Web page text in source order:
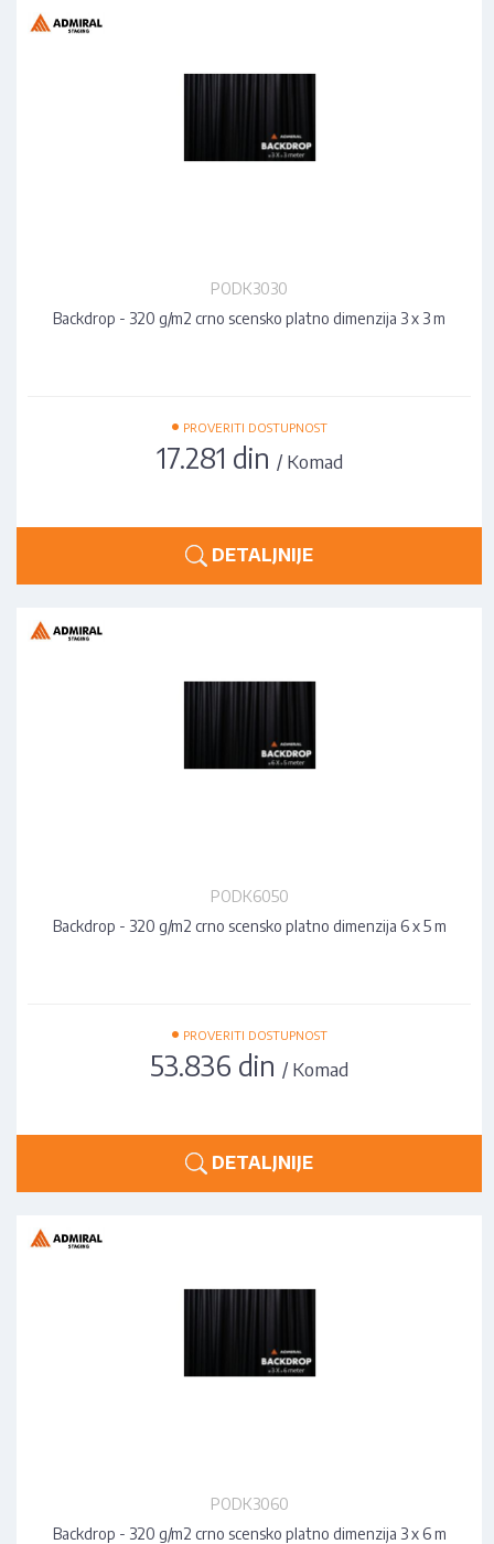
PODK3030
Backdrop - 320 g/m2 crno scensko platno dimenzija 3 x 3 m
• PROVERITI DOSTUPNOST
17.281 din / Komad
DETALJNIJE
PODK6050
Backdrop - 320 g/m2 crno scensko platno dimenzija 6 x 5 m
• PROVERITI DOSTUPNOST
53.836 din / Komad
DETALJNIJE
PODK3060
Backdrop - 320 g/m2 crno scensko platno dimenzija 3 x 6 m